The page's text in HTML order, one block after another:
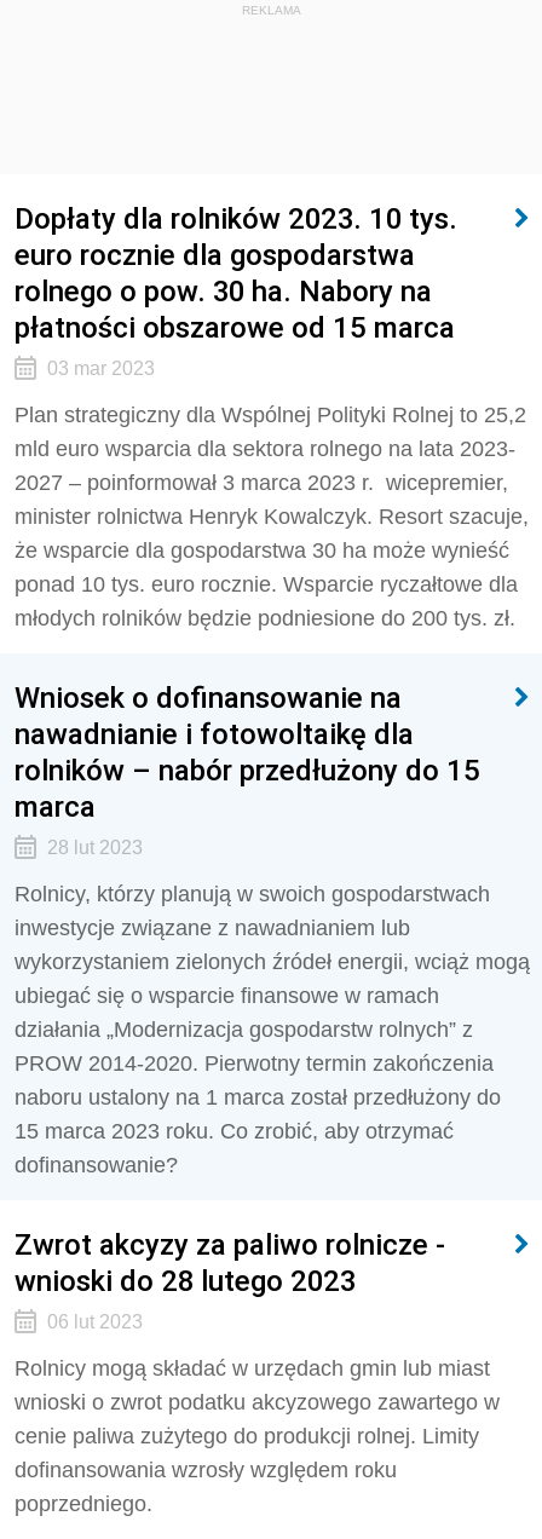
REKLAMA
Dopłaty dla rolników 2023. 10 tys.
euro rocznie dla gospodarstwa
rolnego o pow. 30 ha. Nabory na
płatności obszarowe od 15 marca
03 mar 2023
Plan strategiczny dla Wspólnej Polityki Rolnej to 25,2
mld euro wsparcia dla sektora rolnego na lata 2023-
2027 – poinformował 3 marca 2023 r. wicepremier,
minister rolnictwa Henryk Kowalczyk. Resort szacuje,
że wsparcie dla gospodarstwa 30 ha może wynieść
ponad 10 tys. euro rocznie. Wsparcie ryczałtowe dla
młodych rolników będzie podniesione do 200 tys. zł.
Wniosek o dofinansowanie na
nawadnianie i fotowoltaikę dla
rolników – nabór przedłużony do 15
marca
28 lut 2023
Rolnicy, którzy planują w swoich gospodarstwach
inwestycje związane z nawadnianiem lub
wykorzystaniem zielonych źródeł energii, wciąż mogą
ubiegać się o wsparcie finansowe w ramach
działania „Modernizacja gospodarstw rolnych” z
PROW 2014-2020. Pierwotny termin zakończenia
naboru ustalony na 1 marca został przedłużony do
15 marca 2023 roku. Co zrobić, aby otrzymać
dofinansowanie?
Zwrot akcyzy za paliwo rolnicze -
wnioski do 28 lutego 2023
06 lut 2023
Rolnicy mogą składać w urzędach gmin lub miast
wnioski o zwrot podatku akcyzowego zawartego w
cenie paliwa zużytego do produkcji rolnej. Limity
dofinansowania wzrosły względem roku
poprzedniego.